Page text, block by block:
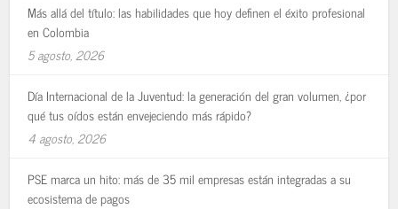
Más allá del título: las habilidades que hoy definen el éxito profesional
en Colombia
5 agosto, 2026
Día Internacional de la Juventud: la generación del gran volumen, ¿por
qué tus oídos están envejeciendo más rápido?
4 agosto, 2026
PSE marca un hito: más de 35 mil empresas están integradas a su
ecosistema de pagos